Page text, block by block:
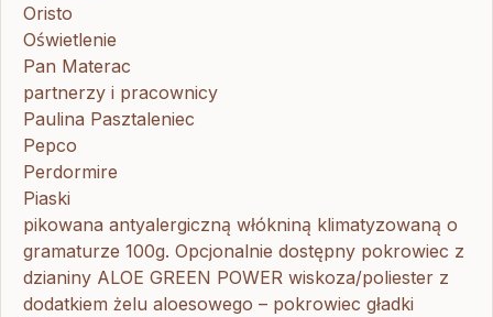
Oristo
Oświetlenie
Pan Materac
partnerzy i pracownicy
Paulina Pasztaleniec
Pepco
Perdormire
Piaski
pikowana antyalergiczną włókniną klimatyzowaną o
gramaturze 100g. Opcjonalnie dostępny pokrowiec z
dzianiny ALOE GREEN POWER wiskoza/poliester z
dodatkiem żelu aloesowego – pokrowiec gładki